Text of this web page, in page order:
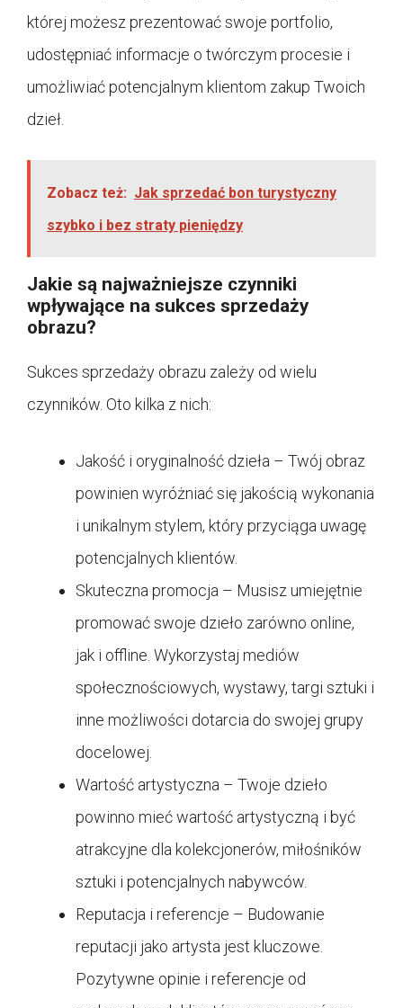
której możesz prezentować swoje portfolio,
udostępniać informacje o twórczym procesie i
umożliwiać potencjalnym klientom zakup Twoich
dzieł.
Zobacz też: Jak sprzedać bon turystyczny
szybko i bez straty pieniędzy
Jakie są najważniejsze czynniki
wpływające na sukces sprzedaży
obrazu?
Sukces sprzedaży obrazu zależy od wielu
czynników. Oto kilka z nich:
Jakość i oryginalność dzieła – Twój obraz
powinien wyróżniać się jakością wykonania
i unikalnym stylem, który przyciąga uwagę
potencjalnych klientów.
Skuteczna promocja – Musisz umiejętnie
promować swoje dzieło zarówno online,
jak i offline. Wykorzystaj mediów
społecznościowych, wystawy, targi sztuki i
inne możliwości dotarcia do swojej grupy
docelowej.
Wartość artystyczna – Twoje dzieło
powinno mieć wartość artystyczną i być
atrakcyjne dla kolekcjonerów, miłośników
sztuki i potencjalnych nabywców.
Reputacja i referencje – Budowanie
reputacji jako artysta jest kluczowe.
Pozytywne opinie i referencje od